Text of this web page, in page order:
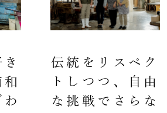
伝統をリスペク
トしつつ、自由
な挑戦でさらな